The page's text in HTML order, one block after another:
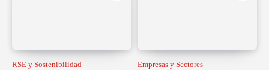
RSE y Sostenibilidad Empresas y Sectores